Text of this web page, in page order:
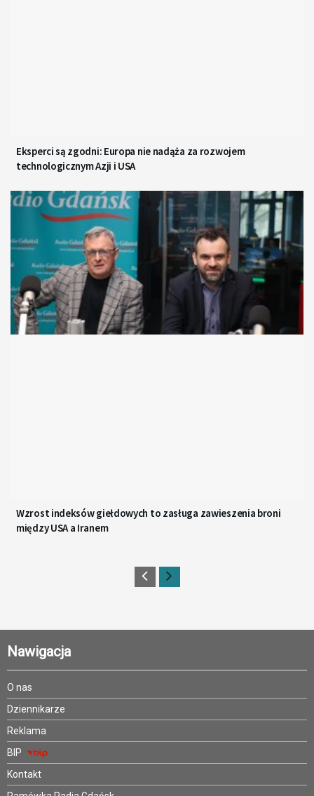
Eksperci są zgodni: Europa nie nadąża za rozwojem
technologicznym Azji i USA
Wzrost indeksów giełdowych to zasługa zawieszenia broni
między USA a Iranem
Nawigacja
O nas
Dziennikarze
Reklama
BIP
Kontakt